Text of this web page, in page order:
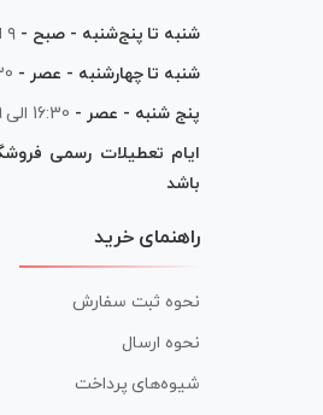
شنبه تا پنج‌شنبه - صبح - ۹ الی ۱۳
شنبه تا چهارشنبه - عصر -
پنج شنبه - عصر - 16:30 الی 19
ایام تعطیلات رسمی
باشد
راهنمای خرید
نحوه ثبت سفارش
نحوه ارسال
شیوه‌های پرداخت